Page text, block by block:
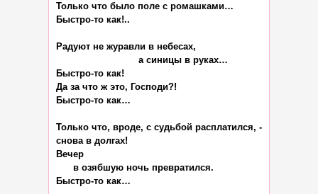
Только что было поле с ромашками…
Быстро-то как!..
Радуют не журавли в небесах,
                             а синицы в руках…
Быстро-то как!
Да за что ж это, Господи?!
Быстро-то как…
Только что, вроде, с судьбой расплатился, -
снова в долгах!
Вечер
      в озябшую ночь превратился.
Быстро-то как…